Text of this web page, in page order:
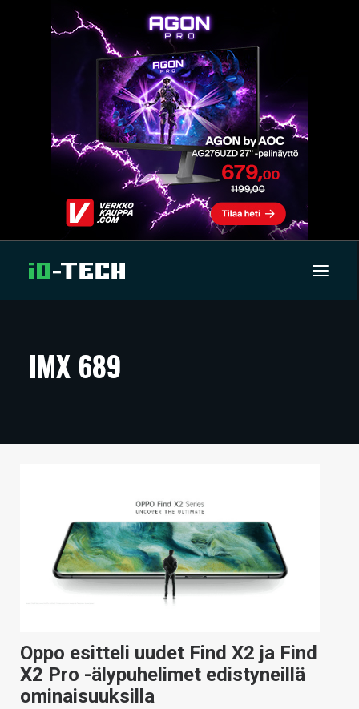
ARTIKKELIT
TECHBBS
VAIHDA TEEMA
HAKU
IMX 689
Oppo esitteli uudet Find X2 ja Find
X2 Pro -älypuhelimet edistyneillä
ominaisuuksilla